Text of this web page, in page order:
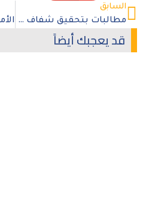
السابق
مطالبات بتحقيق شفاف في مقتل طفلين شقيقين برصاص أمن فلسطيني في طوباس
قد يعجبك أيضاً